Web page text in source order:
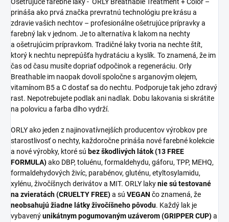
Ošetrujúce farebné laky - ORLY Breathable Treatment + Color –
prináša ako prvá značka prevratnú technológiu pre krásu a
zdravie vašich nechtov – profesionálne ošetrujúce prípravky a
farebný lak v jednom. Je to alternatíva k lakom na nechty
a ošetrujúcim prípravkom. Tradičné laky tvoria na nechte štít,
ktorý k nechtu neprepúšťa hydratáciu a kyslík. To znamená, že im
čas od času musíte dopriať odpočinok a regeneráciu. Orly
Breathable im naopak dovolí spoločne s arganovým olejem,
vitamínom B5 a C dostať sa do nechtu. Podporuje tak jeho zdravý
rast. Nepotrebujete podlak ani nadlak. Dobu lakovania si skrátite
na polovicu a farba dlho vydrží.
ORLY ako jeden z najinovatívnejších producentov výrobkov pre
starostlivosť o nechty, každoročne prináša nové farebné kolekcie
a nové výrobky, ktoré sú bez škodlivých látok (13 FREE
FORMULA)ako DBP, toluénu, formaldehydu, gáforu, TPP, MEHQ,
formaldehydových živíc, parabénov, gluténu, etyltosylamidu,
xylénu, živočíšnych derivátov a MIT. ORLY lakynie sú testované
na zvieratách (CRUELTY FREE)a sú VEGAN čo znamená, že
neobsahujú žiadne látky živočíšneho pôvodu. Každý lak je
vybavenýunikátnym pogumovaným uzáverom (GRIPPER CUP)a